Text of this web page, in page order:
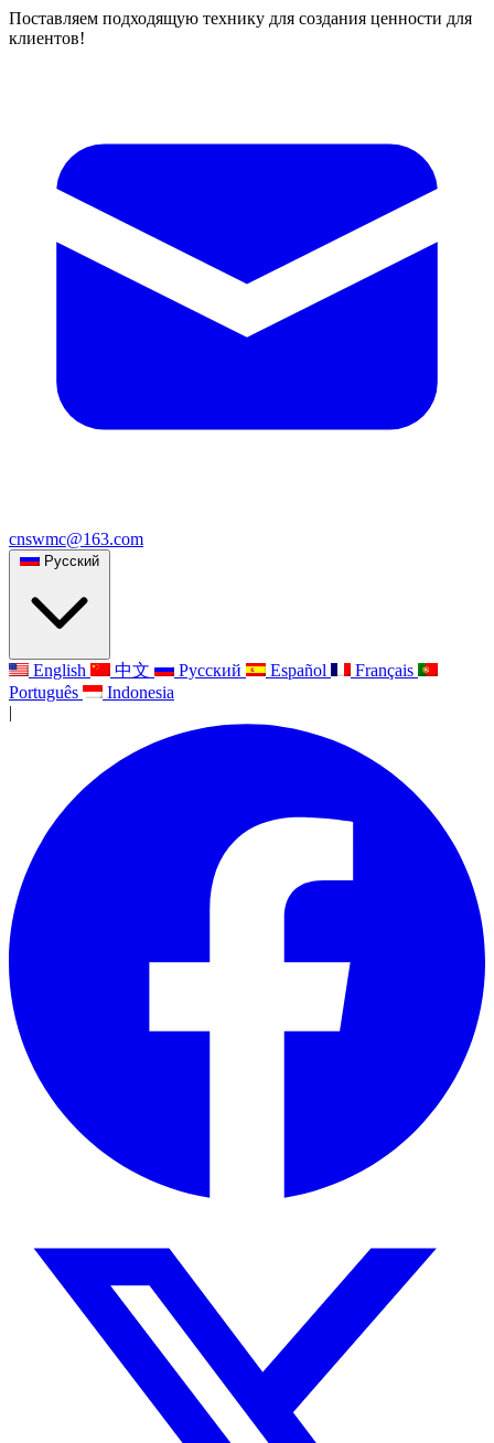
Поставляем подходящую технику для создания ценности для
клиентов!
cnswmc@163.com
Русский
English 中文 Русский Español
Français
Português
Indonesia
|